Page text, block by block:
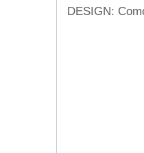
DESIGN: